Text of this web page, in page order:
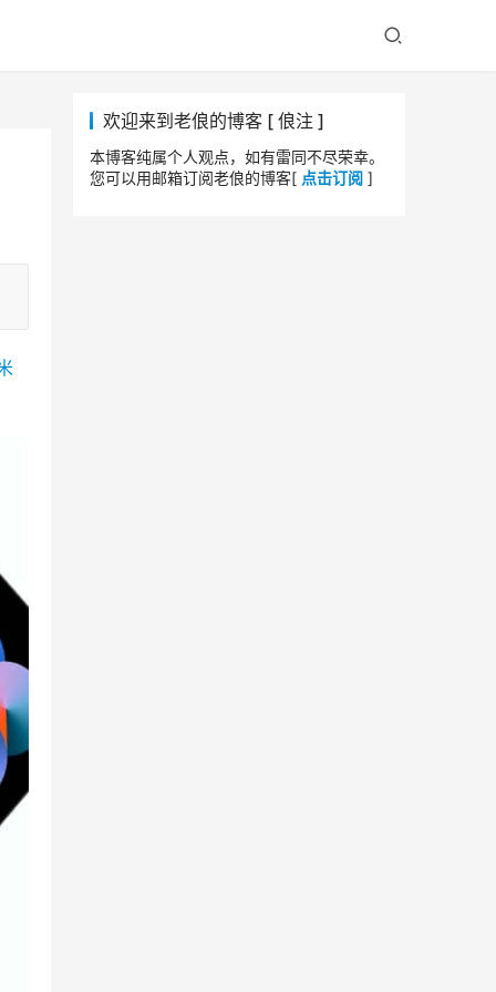
欢迎来到老俍的博客 [ 俍注 ]
本博客纯属个人观点，如有雷同不尽荣幸。
您可以用邮箱订阅老俍的博客[ 点击订阅 ]